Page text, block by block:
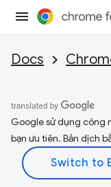
Docs
Google sử dụng công
bạn ưu tiên. Bản dịch